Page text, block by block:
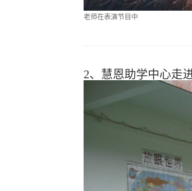
老师在表演节目中
2、慧恩助学中心走